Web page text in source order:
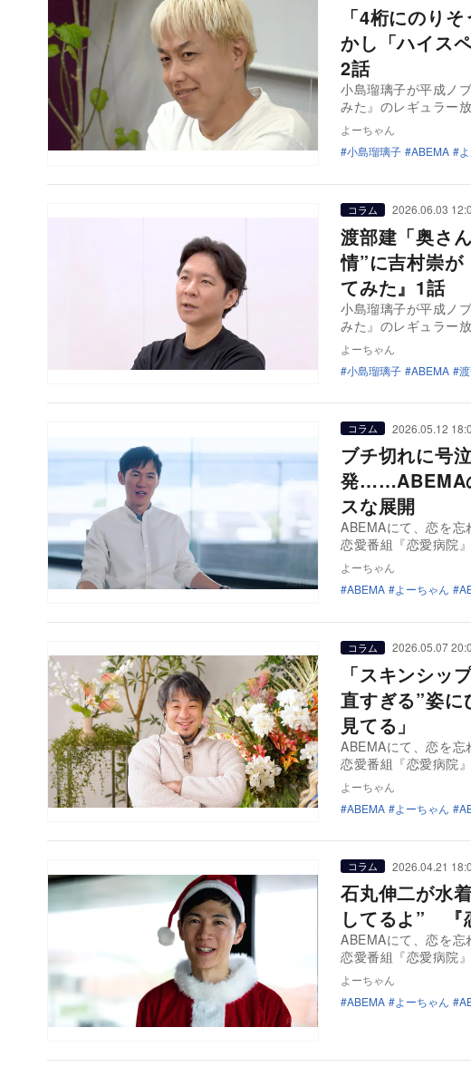
「4桁にのり
かし「ハイス
2話
小島瑠璃子が平成ノ
みた』のレギュラー
よーちゃん
小島瑠璃子
ABEMA
コラム 2026.06.03
渡部建「奥さ
情”に吉村崇
てみた』1話
小島瑠璃子が平成ノ
みた』のレギュラー
よーちゃん
小島瑠璃子
ABEMA
コラム 2026.05.12
ブチ切れに号
発……ABEMA
スな展開
ABEMAにて、恋を忘
恋愛番組『恋愛病院
よーちゃん
ABEMA
よーちゃん
コラム 2026.05.07
「スキンシッ
直すぎる”姿
見てる」
ABEMAにて、恋を忘
恋愛番組『恋愛病院
よーちゃん
ABEMA
よーちゃん
コラム 2026.04.21
石丸伸二が水
してるよ” 『
ABEMAにて、恋を忘
恋愛番組『恋愛病院
よーちゃん
ABEMA
よーちゃん